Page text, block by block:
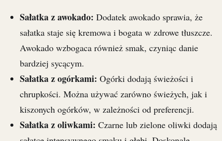
Sałatka z awokado: Dodatek awokado sprawia, że
sałatka staje się kremowa i bogata w zdrowe tłuszcze.
Awokado wzbogaca również smak, czyniąc danie
bardziej sycącym.
Sałatka z ogórkami: Ogórki dodają świeżości i
chrupkości. Można używać zarówno świeżych, jak i
kiszonych ogórków, w zależności od preferencji.
Sałatka z oliwkami: Czarne lub zielone oliwki dodają